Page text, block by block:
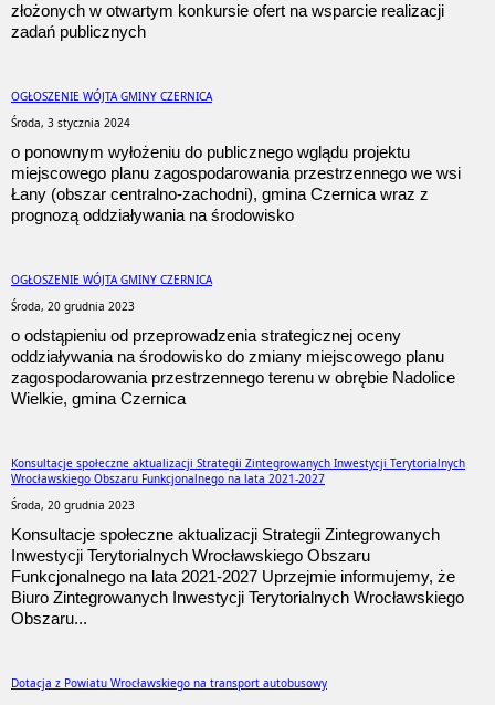
złożonych w otwartym konkursie ofert na wsparcie realizacji
zadań publicznych
OGŁOSZENIE WÓJTA GMINY CZERNICA
Środa, 3 stycznia 2024
o ponownym wyłożeniu do publicznego wglądu projektu
miejscowego planu zagospodarowania przestrzennego we wsi
Łany (obszar centralno-zachodni), gmina Czernica wraz z
prognozą oddziaływania na środowisko
OGŁOSZENIE WÓJTA GMINY CZERNICA
Środa, 20 grudnia 2023
o odstąpieniu od przeprowadzenia strategicznej oceny
oddziaływania na środowisko do zmiany miejscowego planu
zagospodarowania przestrzennego terenu w obrębie Nadolice
Wielkie, gmina Czernica
Konsultacje społeczne aktualizacji Strategii Zintegrowanych Inwestycji Terytorialnych
Wrocławskiego Obszaru Funkcjonalnego na lata 2021-2027
Środa, 20 grudnia 2023
Konsultacje społeczne aktualizacji Strategii Zintegrowanych
Inwestycji Terytorialnych Wrocławskiego Obszaru
Funkcjonalnego na lata 2021-2027 Uprzejmie informujemy, że
Biuro Zintegrowanych Inwestycji Terytorialnych Wrocławskiego
Obszaru...
Dotacja z Powiatu Wrocławskiego na transport autobusowy